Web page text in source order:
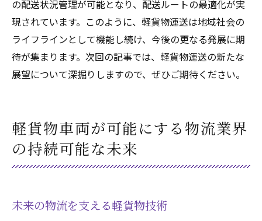
の配送状況管理が可能となり、配送ルートの最適化が実
現されています。このように、軽貨物運送は地域社会の
ライフラインとして機能し続け、今後の更なる発展に期
待が集まります。次回の記事では、軽貨物運送の新たな
展望について深掘りしますので、ぜひご期待ください。
軽貨物車両が可能にする物流業界
の持続可能な未来
未来の物流を支える軽貨物技術